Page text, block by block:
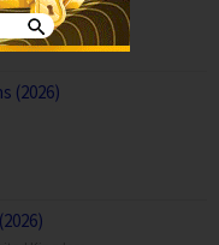
(2026)